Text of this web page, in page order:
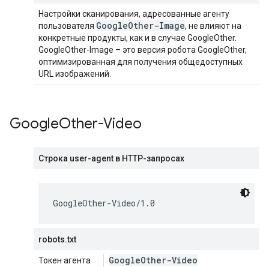
Настройки сканирования, адресованные агенту
пользователя GoogleOther-Image, не влияют на
конкретные продукты, как и в случае GoogleOther.
GoogleOther-Image – это версия робота GoogleOther,
оптимизированная для получения общедоступных
URL изображений.
GoogleOther-Video
Строка user-agent в HTTP-запросах
GoogleOther-Video/1.0
robots.txt
Токен агента
GoogleOther-Video